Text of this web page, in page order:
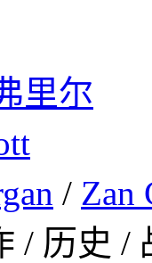
里尔
/ Zan
/ 历史 /